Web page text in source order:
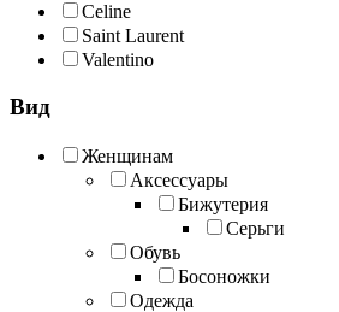
Celine
Saint Laurent
Valentino
Вид
Женщинам
Аксессуары
Бижутерия
Серьги
Обувь
Босоножки
Одежда